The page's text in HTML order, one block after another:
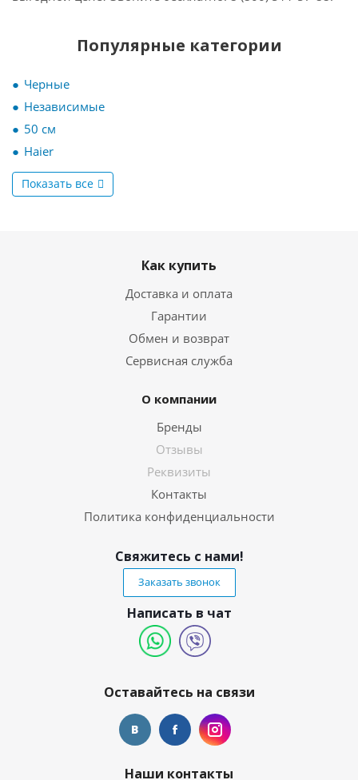
Популярные категории
Черные
Независимые
50 см
Haier
Показать все
Как купить
Доставка и оплата
Гарантии
Обмен и возврат
Сервисная служба
О компании
Бренды
Отзывы
Реквизиты
Контакты
Политика конфиденциальности
Свяжитесь с нами!
Заказать звонок
Написать в чат
Оставайтесь на связи
Наши контакты